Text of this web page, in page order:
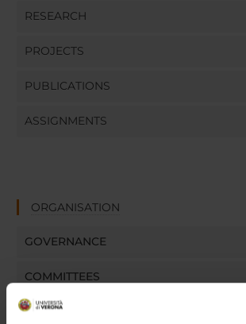
RESEARCH
PROJECTS
PUBLICATIONS
ASSIGNMENTS
ORGANISATION
GOVERNANCE
COMMITTEES
DEPARTMENT ADMINISTRATION